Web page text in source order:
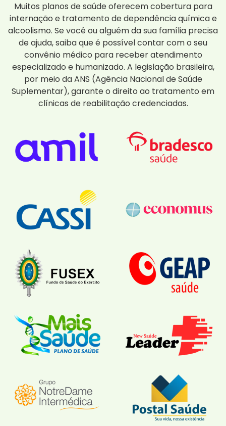
Muitos planos de saúde oferecem cobertura para
internação e tratamento de dependência química e
alcoolismo. Se você ou alguém da sua família precisa
de ajuda, saiba que é possível contar com o seu
convênio médico para receber atendimento
especializado e humanizado. A legislação brasileira,
por meio da ANS (Agência Nacional de Saúde
Suplementar), garante o direito ao tratamento em
clínicas de reabilitação credenciadas.